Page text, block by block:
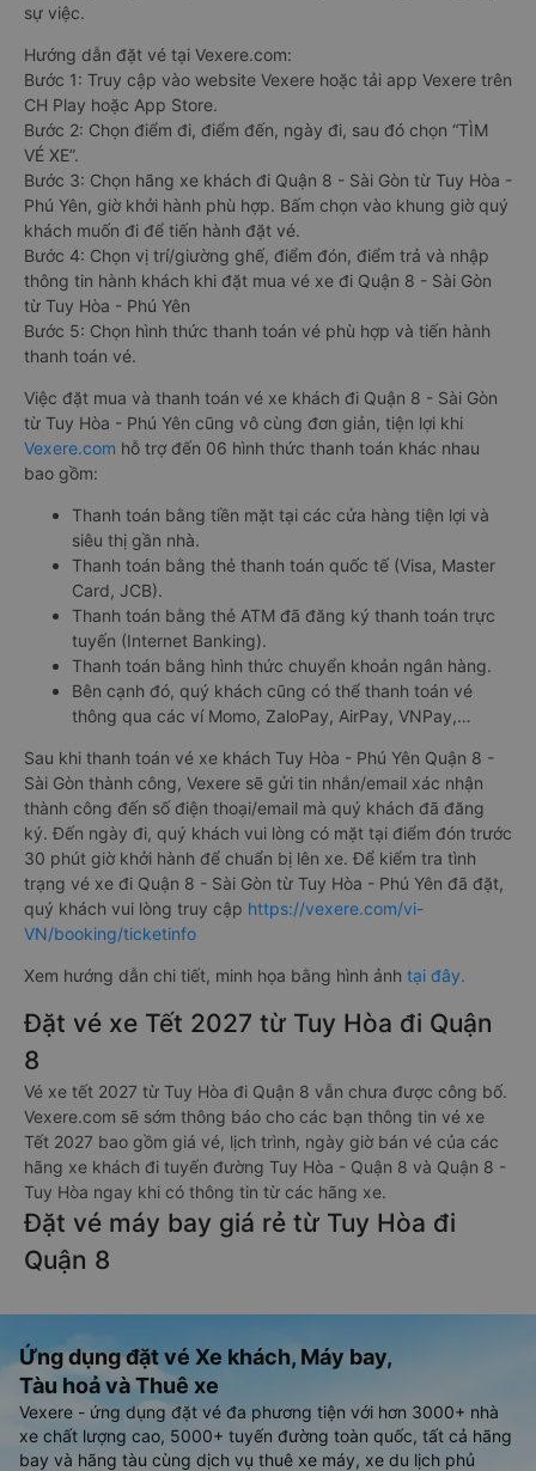
sự việc.
Hướng dẫn đặt vé tại Vexere.com:
Bước 1: Truy cập vào website Vexere hoặc tải app Vexere trên
CH Play hoặc App Store.
Bước 2: Chọn điểm đi, điểm đến, ngày đi, sau đó chọn “TÌM
VÉ XE”.
Bước 3: Chọn hãng xe khách đi Quận 8 - Sài Gòn từ Tuy Hòa -
Phú Yên, giờ khởi hành phù hợp. Bấm chọn vào khung giờ quý
khách muốn đi để tiến hành đặt vé.
Bước 4: Chọn vị trí/giường ghế, điểm đón, điểm trả và nhập
thông tin hành khách khi đặt mua vé xe đi Quận 8 - Sài Gòn
từ Tuy Hòa - Phú Yên
Bước 5: Chọn hình thức thanh toán vé phù hợp và tiến hành
thanh toán vé.
Việc đặt mua và thanh toán vé xe khách đi Quận 8 - Sài Gòn
từ Tuy Hòa - Phú Yên cũng vô cùng đơn giản, tiện lợi khi
Vexere.com hỗ trợ đến 06 hình thức thanh toán khác nhau
bao gồm:
Thanh toán bằng tiền mặt tại các cửa hàng tiện lợi và
siêu thị gần nhà.
Thanh toán bằng thẻ thanh toán quốc tế (Visa, Master
Card, JCB).
Thanh toán bằng thẻ ATM đã đăng ký thanh toán trực
tuyến (Internet Banking).
Thanh toán bằng hình thức chuyển khoản ngân hàng.
Bên cạnh đó, quý khách cũng có thể thanh toán vé
thông qua các ví Momo, ZaloPay, AirPay, VNPay,…
Sau khi thanh toán vé xe khách Tuy Hòa - Phú Yên Quận 8 -
Sài Gòn thành công, Vexere sẽ gửi tin nhắn/email xác nhận
thành công đến số điện thoại/email mà quý khách đã đăng
ký. Đến ngày đi, quý khách vui lòng có mặt tại điểm đón trước
30 phút giờ khởi hành để chuẩn bị lên xe. Để kiểm tra tình
trạng vé xe đi Quận 8 - Sài Gòn từ Tuy Hòa - Phú Yên đã đặt,
quý khách vui lòng truy cập https://vexere.com/vi-
VN/booking/ticketinfo
Xem hướng dẫn chi tiết, minh họa bằng hình ảnh tại đây.
Đặt vé xe Tết 2027 từ Tuy Hòa đi Quận
8
Vé xe tết 2027 từ Tuy Hòa đi Quận 8 vẫn chưa được công bố.
Vexere.com sẽ sớm thông báo cho các bạn thông tin vé xe
Tết 2027 bao gồm giá vé, lịch trình, ngày giờ bán vé của các
hãng xe khách đi tuyến đường Tuy Hòa - Quận 8 và Quận 8 -
Tuy Hòa ngay khi có thông tin từ các hãng xe.
Đặt vé máy bay giá rẻ từ Tuy Hòa đi
Quận 8
Ứng dụng đặt vé Xe khách, Máy bay,
Tàu hoả và Thuê xe
Vexere - ứng dụng đặt vé đa phương tiện với hơn 3000+ nhà
xe chất lượng cao, 5000+ tuyến đường toàn quốc, tất cả hãng
bay và hãng tàu cùng dịch vụ thuê xe máy, xe du lịch phủ